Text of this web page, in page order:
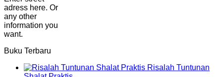
adress here. Or
any other
information you
want.
Buku Terbaru
Risalah Tuntunan